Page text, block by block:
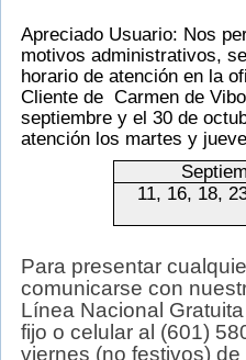
Content
Descripción
Apreciado Usuario: Nos
motivos administrativos,
horario deatención en la
Cliente de Carmen de
septiembre y el 30 de
atención los martes y
11, 16, 18,
Para presentar
comunicarse con
Línea Nacional
fijo o celular al (601)
viernes (no festivos)